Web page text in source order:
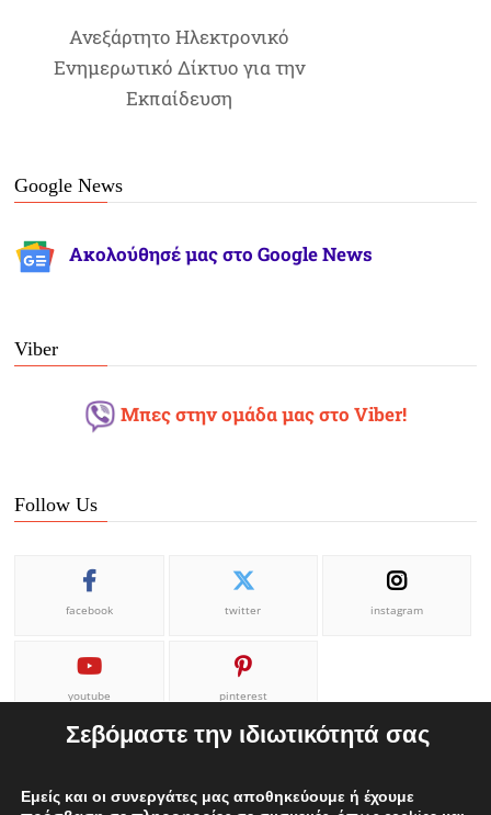
Ανεξάρτητο Ηλεκτρονικό
Ενημερωτικό Δίκτυο για την
Εκπαίδευση
Google News
Ακολούθησέ μας στο Google News
Viber
Μπες στην ομάδα μας στο Viber!
Follow Us
facebook twitter instagram
youtube pinterest
Σεβόμαστε την ιδιωτικότητά σας
Εμείς και οι συνεργάτες μας αποθηκεύουμε ή έχουμε